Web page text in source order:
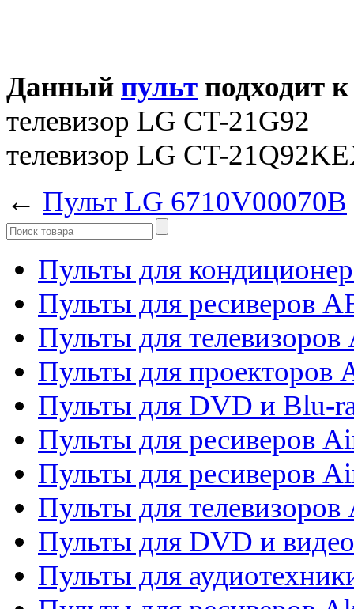
Данный пульт подходит
телевизор LG CT-21G92
телевизор LG CT-
← Пульт LG 6710V00070B
Пульты для
Пульты для ресиверов
Пульты для телевизоров
Пульты для проекторов
Пульты для DVD и Blu-
Пульты для ресиверов
Пульты для ресиверов
Пульты для телевизоров
Пульты для DVD и
Пульты для